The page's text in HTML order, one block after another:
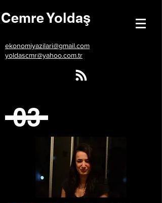
Cemre Yoldaş
ekonomiyazilari@gmail.com
yoldascmr@yahoo.com.tr
03